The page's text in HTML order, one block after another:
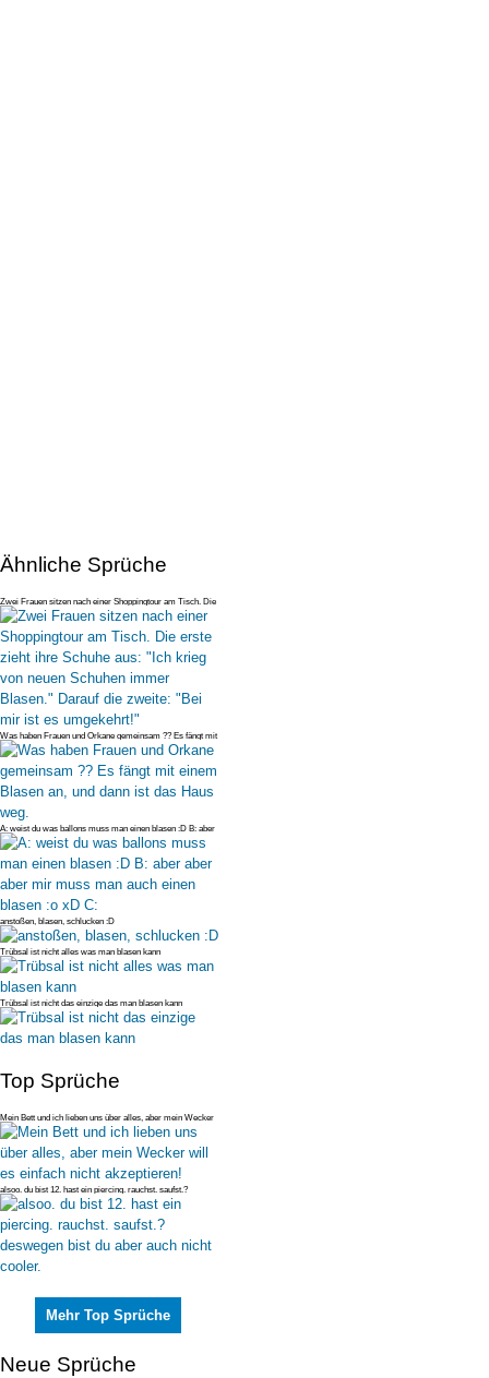
Ähnliche Sprüche
Zwei Frauen sitzen nach einer Shoppingtour am Tisch. Die
erste zieht ihr
Was haben Frauen und Orkane gemeinsam ?? Es fängt mit
einem Blasen an, u
A: weist du was ballons muss man einen blasen :D B: aber
aber aber mir m
anstoßen, blasen, schlucken :D
Trübsal ist nicht alles was man blasen kann
Trübsal ist nicht das einzige das man blasen kann
Top Sprüche
Mein Bett und ich lieben uns über alles, aber mein Wecker
will es einfac
alsoo. du bist 12. hast ein piercing. rauchst. saufst.?
deswegen bist du
Mehr Top Sprüche
Neue Sprüche